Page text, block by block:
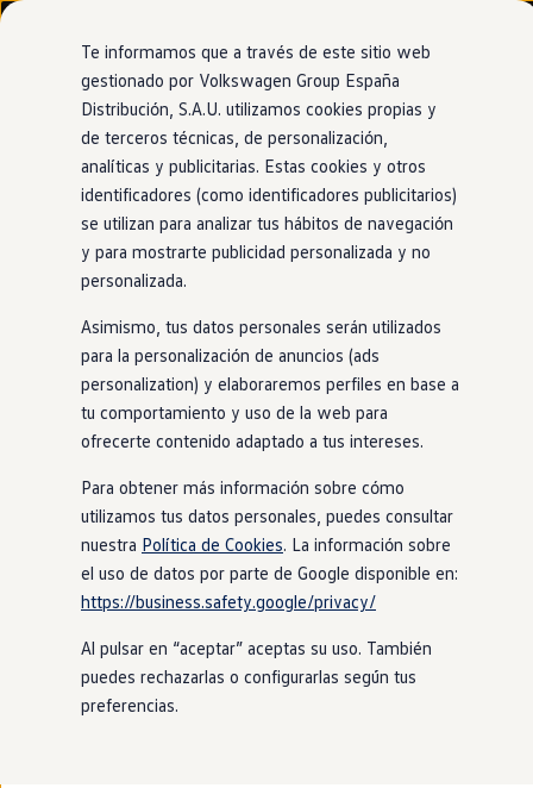
Ir
directamente
al contenido
Ir
directamente
al pie de
página
Nuevo ID. Cross
Vehículos Comerciales
Compra y ofertas
Volkswagen nuevo en stock
Volkswagen de ocasión
Financiación
My Renting
My Way
Seguros
Empresas
Autoescuelas
Eléctricos e híbridos
Más sobre híbridos
Plan Auto +
Etiquetas DGT
Simulador de autonomía, carga y ahorro
Carga y autonomía
Soluciones de carga
Tarifas de carga
Carga en casa
Modos de carga
Autonomía
Clientes y posventa
Club Volkswagen
Ofertas posventa
Beneficios Volkswagen
Asistencia en carretera
Servicios de movilidad
Garantía del fabricante
Te informamos que a través de este sitio web
gestionado por Volkswagen Group España
Distribución, S.A.U. utilizamos cookies propias y
de terceros técnicas, de personalización,
analíticas y publicitarias. Estas cookies y otros
identificadores (como identificadores publicitarios)
se utilizan para analizar tus hábitos de navegación
y para mostrarte publicidad personalizada y no
personalizada.
Asimismo, tus datos personales serán utilizados
para la personalización de anuncios (ads
personalization) y elaboraremos perfiles en base a
tu comportamiento y uso de la web para
ofrecerte contenido adaptado a tus intereses.
Para obtener más información sobre cómo
utilizamos tus datos personales, puedes consultar
nuestra Política de Cookies. La información sobre
el uso de datos por parte de Google disponible en:
https://business.safety.google/privacy/
Al pulsar en “aceptar” aceptas su uso. También
puedes rechazarlas o configurarlas según tus
preferencias.